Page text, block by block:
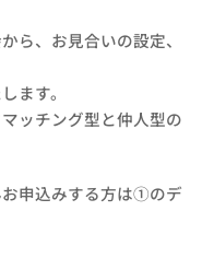
ら、お見合いの設定、
ます。
ッチング型と仲人型の
お申込みする方は①のデ